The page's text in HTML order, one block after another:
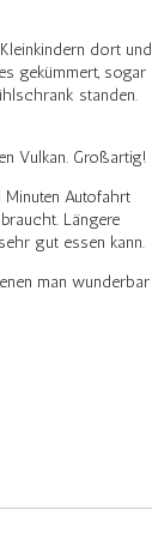
dort und
gekümmert, sogar
standen.
Vulkan. Großartig!
Autofahrt
Längere
gut essen kann.
man wunderbar